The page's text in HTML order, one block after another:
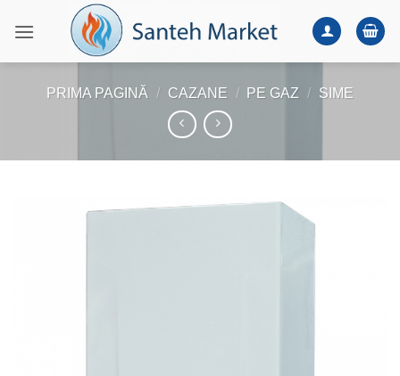
PRIMA PAGINĂ / CAZANE / PE GAZ / SIME